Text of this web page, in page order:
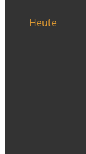
Heute